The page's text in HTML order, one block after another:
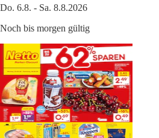
Do. 6.8. - Sa. 8.8.2026
Noch bis morgen gültig